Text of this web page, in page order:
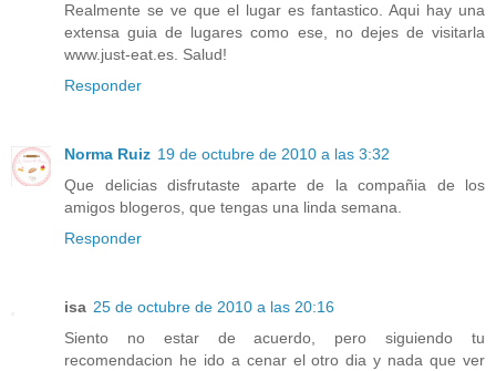
Realmente se ve que el lugar es fantastico. Aqui hay una
extensa guia de lugares como ese, no dejes de visitarla
www.just-eat.es. Salud!
Responder
Norma Ruiz 19 de octubre de 2010 a las 3:32
Que delicias disfrutaste aparte de la compañia de los
amigos blogeros, que tengas una linda semana.
Responder
isa 25 de octubre de 2010 a las 20:16
Siento no estar de acuerdo, pero siguiendo tu
recomendacion he ido a cenar el otro dia y nada que ver